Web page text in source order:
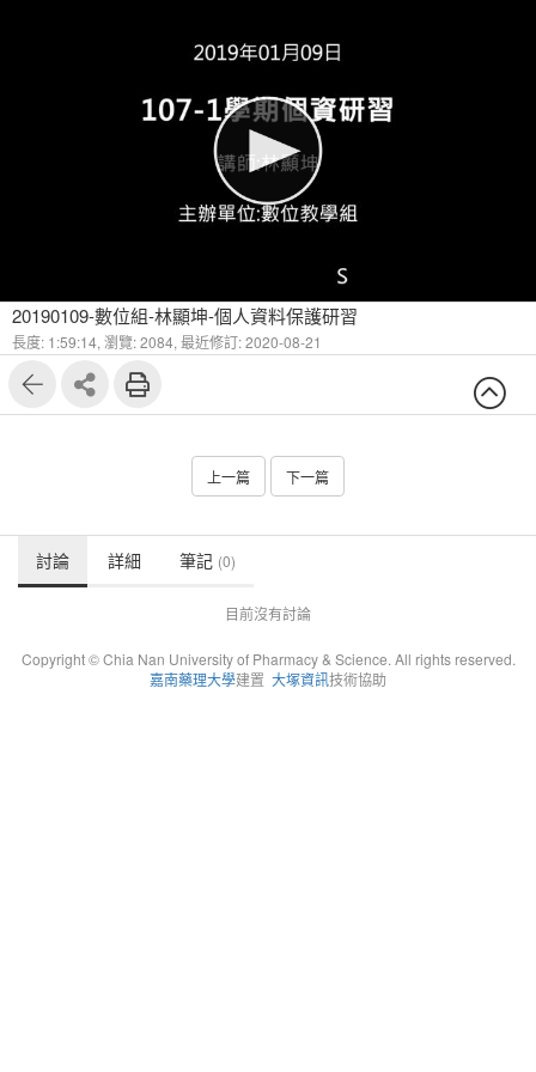
20190109-數位組-林顯坤-個人資料保護研習
長度: 1:59:14, 瀏覽: 2084, 最近修訂: 2020-08-21
上一篇 下一篇
討論 詳細 筆記 (0)
目前沒有討論
Copyright © Chia Nan University of Pharmacy & Science. All rights reserved.
嘉南藥理大學建置 大塚資訊技術協助